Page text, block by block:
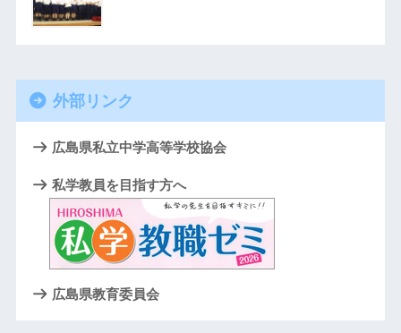
外部リンク
広島県私立中学高等学校協会
私学教員を目指す方へ
広島県教育委員会